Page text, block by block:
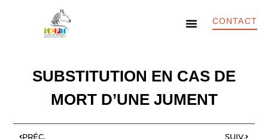
CONTACT
SUBSTITUTION EN CAS DE
MORT D’UNE JUMENT
PRÉC. SUIV.